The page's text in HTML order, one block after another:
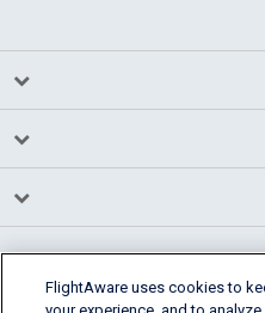
FlightAware uses cookies to